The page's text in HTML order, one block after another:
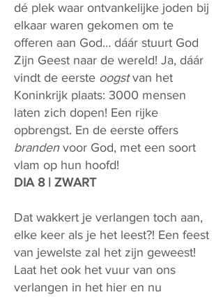
dé plek waar ontvankelijke joden bij
elkaar waren gekomen om te
offeren aan God… dáár stuurt God
Zijn Geest naar de wereld! Ja, dáár
vindt de eerste oogstvan het
Koninkrijk plaats: 3000 mensen
laten zich dopen! Een rijke
opbrengst. En de eerste offers
branden voor God, met een soort
vlam op hun hoofd!
DIA 8 | ZWART
Dat wakkert je verlangen toch aan,
elke keer als je het leest?! Een feest
van jewelste zal het zijn geweest!
Laat het ook het vuur van ons
verlangen in het hier en nu